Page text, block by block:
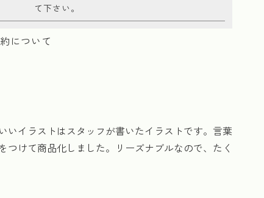
て下さい。
について
いイラストはスタッフが書いたイラストです。言葉
けて商品化しました。リーズナブルなので、たく